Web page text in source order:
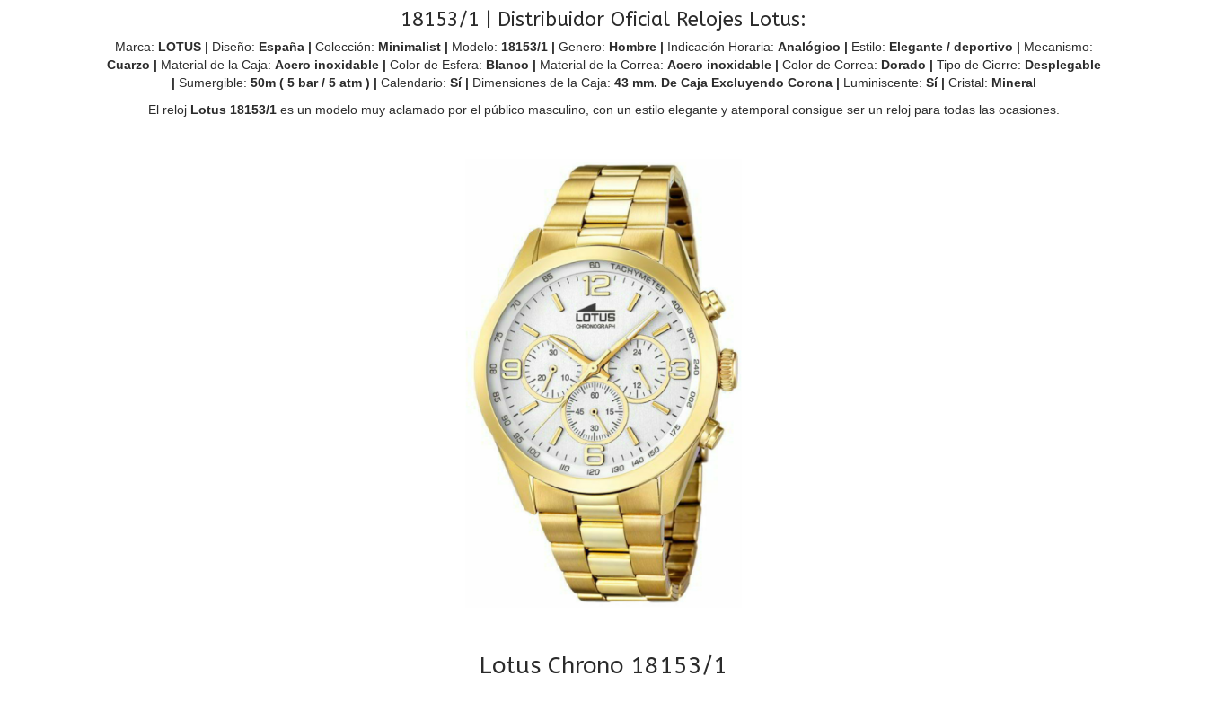
18153/1 | Distribuidor Oficial Relojes Lotus:
Marca: LOTUS | Diseño: España | Colección: Minimalist | Modelo: 18153/1 | Genero: Hombre | Indicación Horaria: Analógico | Estilo: Elegante / deportivo | Mecanismo:
Cuarzo | Material de la Caja: Acero inoxidable | Color de Esfera: Blanco | Material de la Correa: Acero inoxidable | Color de Correa: Dorado | Tipo de Cierre: Desplegable
| Sumergible: 50m ( 5 bar / 5 atm ) | Calendario: Sí | Dimensiones de la Caja: 43 mm. De Caja Excluyendo Corona | Luminiscente: Sí | Cristal: Mineral
El reloj Lotus 18153/1es un modelo muy aclamado por el público masculino, con un estilo elegante y atemporal consigue ser un reloj para todas las ocasiones.
Lotus Chrono 18153/1